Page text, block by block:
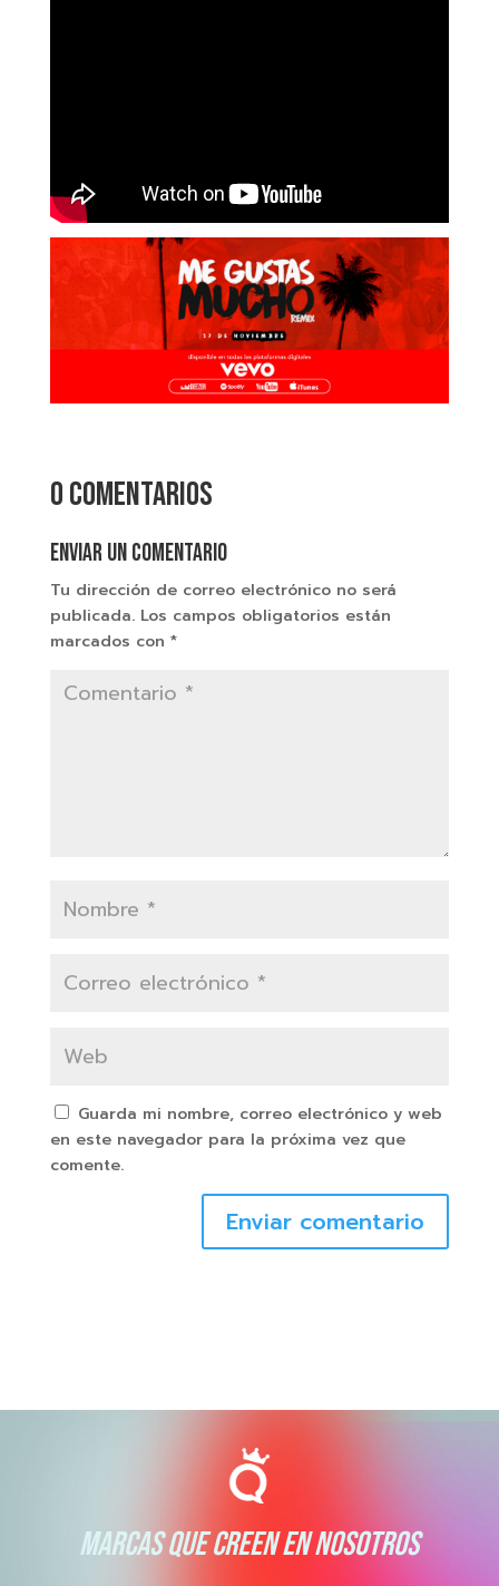
0 comentarios
Enviar un comentario
Tu dirección de correo electrónico no será
publicada. Los campos obligatorios están
marcados con *
Guarda mi nombre, correo electrónico y web
en este navegador para la próxima vez que
comente.
Enviar comentario
MARCAS QUE CREEN EN NOSOTROS